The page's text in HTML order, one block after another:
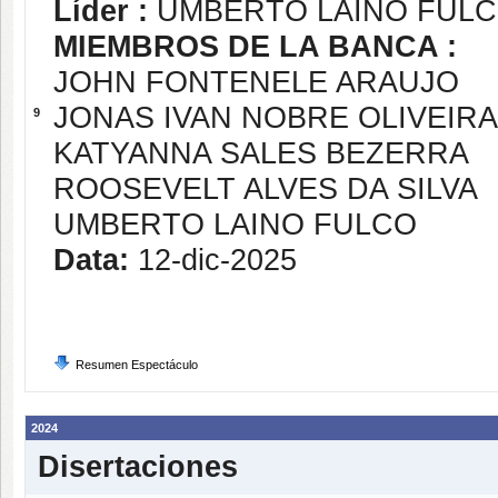
9
Líder : UMBERTO LAINO
MIEMBROS DE LA BANCA :
JOHN FONTENELE ARAUJO
JONAS IVAN NOBRE OLIVEIRA
KATYANNA SALES BEZERRA
ROOSEVELT ALVES DA SILVA
UMBERTO LAINO FULCO
Data: 12-dic-2025
Resumen Espectáculo
2024
Disertaciones